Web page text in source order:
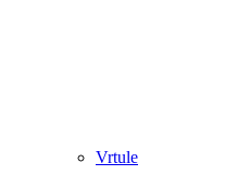
Vrtule